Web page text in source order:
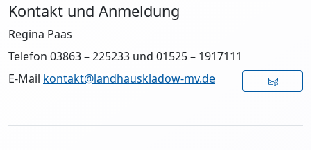
Kontakt und Anmeldung
Regina Paas
Telefon 03863 – 225233 und 01525 – 1917111
E-Mail kontakt@landhauskladow-mv.de